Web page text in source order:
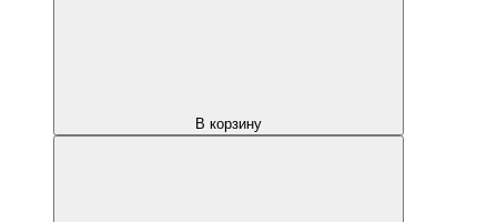
В корзину